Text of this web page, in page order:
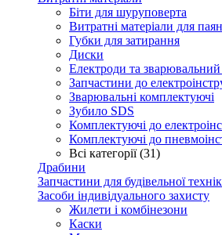
Біти для шуруповерта
Витратні матеріали для
Губки для затирання
Диски
Електроди та зварювальний
Запчастини до
Зварювальні комплектуючі
Зубило SDS
Комплектуючі до
Комплектуючі до
Всі категорії (31)
Драбини
Запчастини для будівельної
Засоби індивідуального захисту
Жилети і комбінезони
Каски